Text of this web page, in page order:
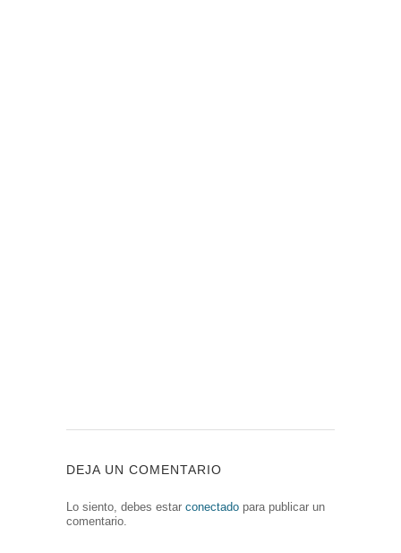
DEJA UN COMENTARIO
Lo siento, debes estar conectado para publicar un
comentario.